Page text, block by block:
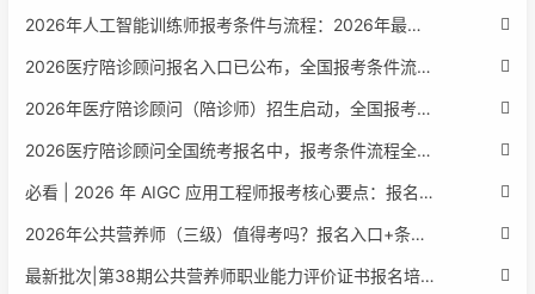
2026年人工智能训练师报考条件与流程：2026年最新官方要求全面解读
2026医疗陪诊顾问报名入口已公布，全国报考条件流程政策全解析
2026年医疗陪诊顾问（陪诊师）招生启动，全国报考指南附报名官网
2026医疗陪诊顾问全国统考报名中，报考条件流程全攻略附报名入口
必看 | 2026 年 AIGC 应用工程师报考核心要点：报名费用、官网可查、行业认可度、补考规则全盘点
2026年公共营养师（三级）值得考吗？报名入口+条件+证书用途
最新批次|第38期公共营养师职业能力评价证书报名培训通知